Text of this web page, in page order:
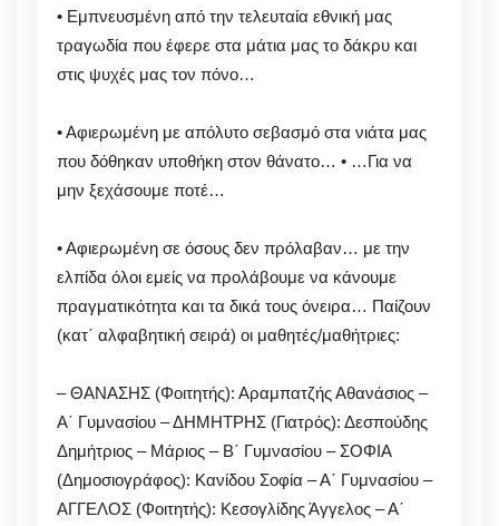
• Εμπνευσμένη από την τελευταία εθνική μας
τραγωδία που έφερε στα μάτια μας το δάκρυ και
στις ψυχές μας τον πόνο…
• Αφιερωμένη με απόλυτο σεβασμό στα νιάτα μας
που δόθηκαν υποθήκη στον θάνατο… • …Για να
μην ξεχάσουμε ποτέ…
• Αφιερωμένη σε όσους δεν πρόλαβαν… με την
ελπίδα όλοι εμείς να προλάβουμε να κάνουμε
πραγματικότητα και τα δικά τους όνειρα… Παίζουν
(κατ΄ αλφαβητική σειρά) οι μαθητές/μαθήτριες:
– ΘΑΝΑΣΗΣ (Φοιτητής): Αραμπατζής Αθανάσιος –
Α΄ Γυμνασίου – ΔΗΜΗΤΡΗΣ (Γιατρός): Δεσπούδης
Δημήτριος – Μάριος – Β΄ Γυμνασίου – ΣΟΦΙΑ
(Δημοσιογράφος): Κανίδου Σοφία – Α΄ Γυμνασίου –
ΑΓΓΕΛΟΣ (Φοιτητής): Κεσογλίδης Άγγελος – Α΄